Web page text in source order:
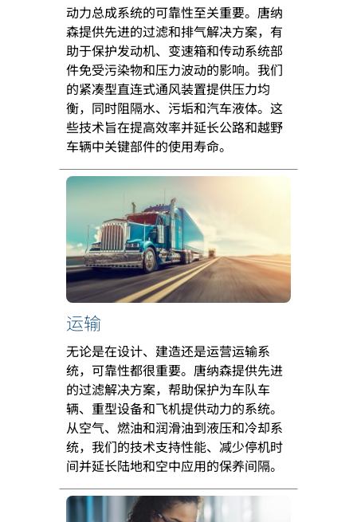
动力总成系统的可靠性至关重要。唐纳
森提供先进的过滤和排气解决方案，有
助于保护发动机、变速箱和传动系统部
件免受污染物和压力波动的影响。我们
的紧凑型直连式通风装置提供压力均
衡，同时阻隔水、污垢和汽车液体。这
些技术旨在提高效率并延长公路和越野
车辆中关键部件的使用寿命。
运输
无论是在设计、建造还是运营运输系
统，可靠性都很重要。唐纳森提供先进
的过滤解决方案，帮助保护为车队车
辆、重型设备和飞机提供动力的系统。
从空气、燃油和润滑油到液压和冷却系
统，我们的技术支持性能、减少停机时
间并延长陆地和空中应用的保养间隔。